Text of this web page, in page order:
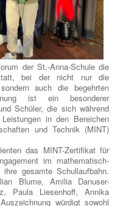
der St.-Anna-Schule die
statt, bei der nicht nur die
auch die begehrten
ist ein besonderer
Schüler, die sich während
in den Bereichen
und Technik (MINT)
das MINT-Zertifikat für
im mathematisch-
gesamte Schullaufbahn.
Blume, Amilia Danuser-
Paula Liesenhoff, Annika
würdigt sowohl